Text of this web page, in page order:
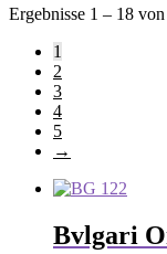
Ergebnisse 1 – 18
1
2
3
4
5
→
Bvlgari